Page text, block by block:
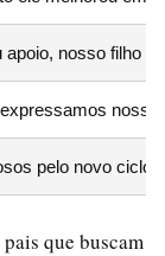
nosso filho
pelo novo ciclo
que buscam